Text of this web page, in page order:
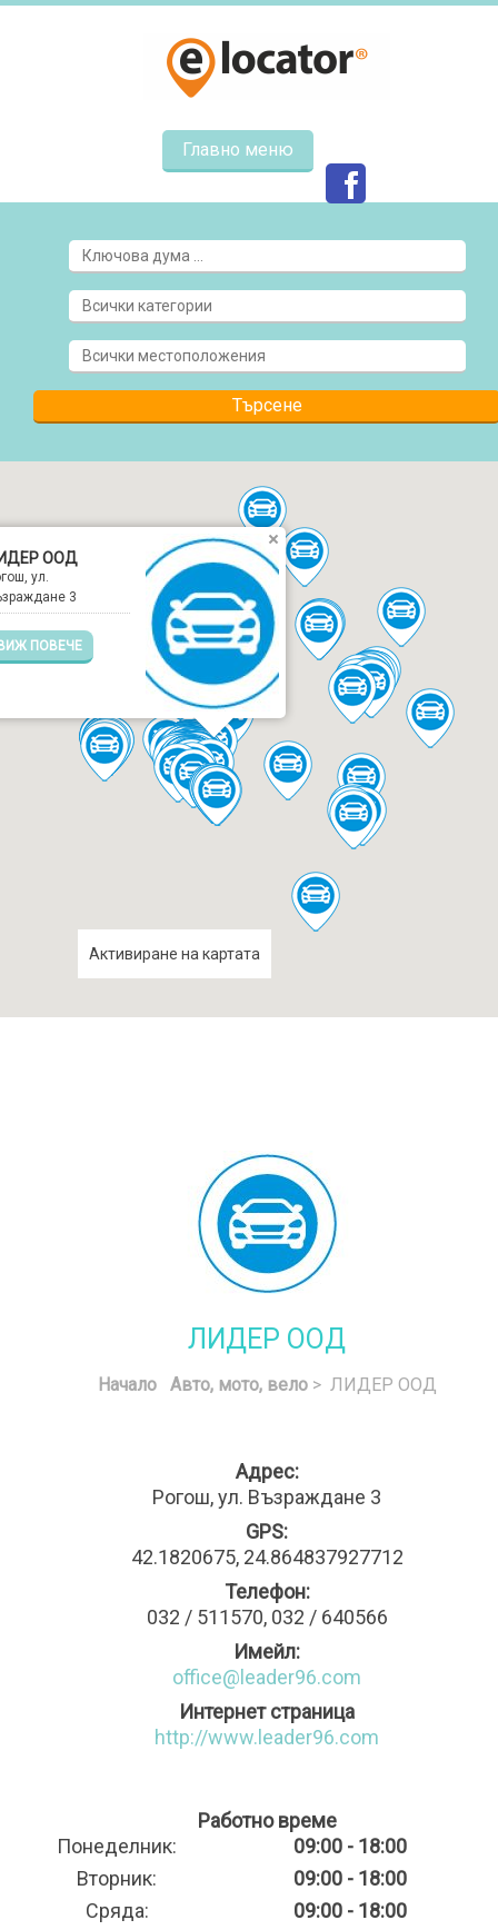
Главно меню
ООД
ул.
3
ПОВЕЧЕ
Активиране на картата
ЛИДЕР ООД
Начало Авто, мото, вело > ЛИДЕР ООД
Адрес:
Рогош, ул. Възраждане 3
GPS:
42.1820675, 24.864837927712
Телефон:
032 / 511570, 032 / 640566
Имейл:
office@leader96.com
Интернет страница
http://www.leader96.com
Работно време
Понеделник:
09:00 - 18:00
Вторник:
09:00 - 18:00
Сряда:
09:00 - 18:00